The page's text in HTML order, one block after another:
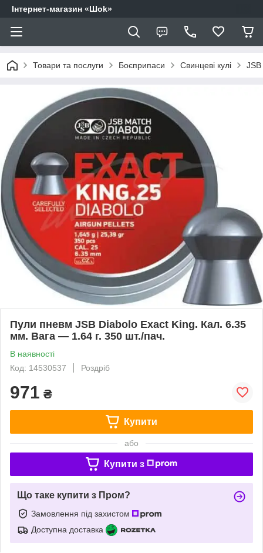
Інтернет-магазин «Шоk»
Товари та послуги Боєприпаси Свинцеві кулі JSB
Пули пневм JSB Diabolo Exact King. Кал. 6.35
мм. Вага — 1.64 г. 350 шт./пач.
В наявності
Код: 14530537
Роздріб
971 ₴
Купити
або
Купити з
Що таке купити з Пром?
Замовлення під захистом
Доступна доставка